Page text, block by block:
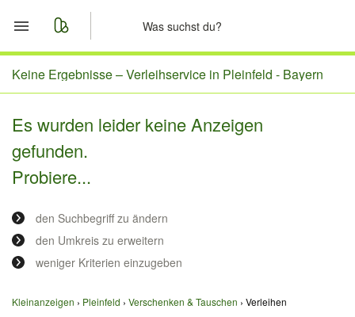
Start
Nachrichten
Anzeige aufgeben
Keine Ergebnisse –Verleihservice in Pleinfeld - Bayern
Es wurden leider keine Anzeigen
gefunden.
Probiere...
den Suchbegriff zu ändern
den Umkreis zu erweitern
weniger Kriterien einzugeben
Kleinanzeigen Pleinfeld Verschenken & Tauschen Verleihen